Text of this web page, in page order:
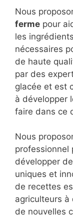
Nous
ferme pour
les
nécessaires
de haute
par des
glacée et est
à développer
faire dans ce
Nous
professionnel
développer
uniques et
de recettes
agriculteurs à
de nouvelles